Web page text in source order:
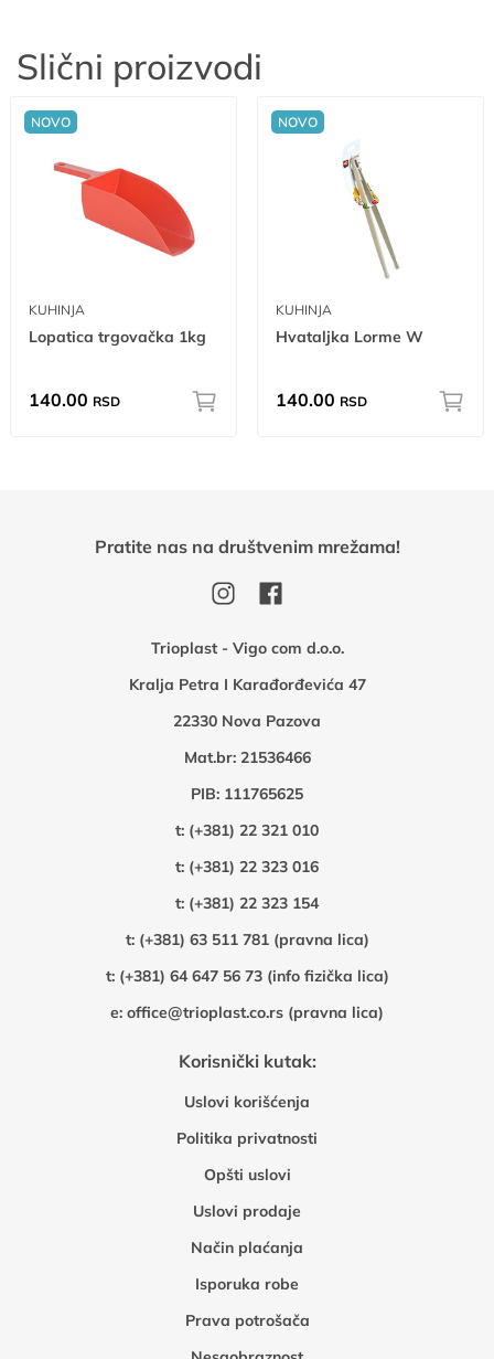
Slični proizvodi
NOVO
KUHINJA
Lopatica trgovačka 1kg
140.00 RSD
NOVO
KUHINJA
Hvataljka Lorme W
140.00 RSD
Trioplast - Vigo com d.o.o.
Kralja Petra I Karađorđevića 47
22330 Nova Pazova
Mat.br: 21536466
PIB: 111765625
t: (+381) 22 321 010
t: (+381) 22 323 016
t: (+381) 22 323 154
t: (+381) 63 511 781 (pravna lica)
t: (+381) 64 647 56 73 (info fizička lica)
e: office@trioplast.co.rs (pravna lica)
Korisnički kutak:
Uslovi korišćenja
Politika privatnosti
Opšti uslovi
Uslovi prodaje
Način plaćanja
Isporuka robe
Prava potrošača
Pratite nas na društvenim mrežama!